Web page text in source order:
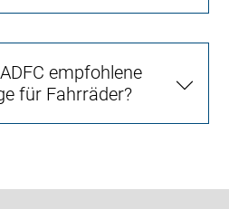
empfohlene
für Fahrräder?